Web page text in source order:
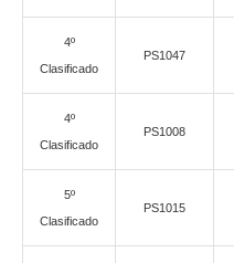
4º
Clasificado
PS1047
4º
Clasificado
PS1008
5º
Clasificado
PS1015